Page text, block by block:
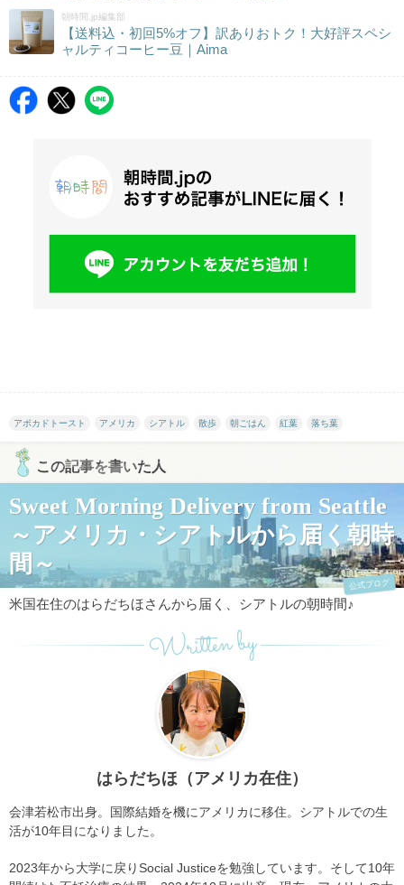
朝時間.jp編集部
【送料込・初回5%オフ】訳ありおトク！大好評スペシ
ャルティコーヒー豆｜Aima
アボカドトースト アメリカ シアトル 散歩 朝ごはん 紅葉 落ち葉
この記事を書いた人
Sweet Morning Delivery from Seattle
～アメリカ・シアトルから届く朝時
間～
公式ブログ
米国在住のはらだちほさんから届く、シアトルの朝時間♪
Written by
はらだちほ（アメリカ在住）
会津若松市出身。国際結婚を機にアメリカに移住。シアトルでの生
活が10年目になりました。
2023年から大学に戻りSocial Justiceを勉強しています。そして10年